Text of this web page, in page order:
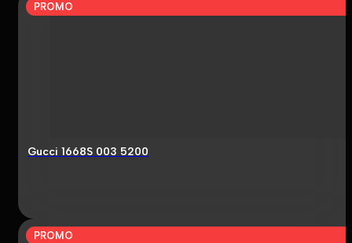
PROMO
Gucci 1668S 003 5200
PROMO